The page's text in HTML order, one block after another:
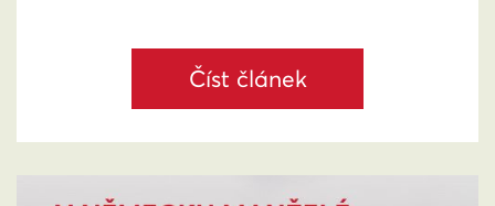
Číst článek